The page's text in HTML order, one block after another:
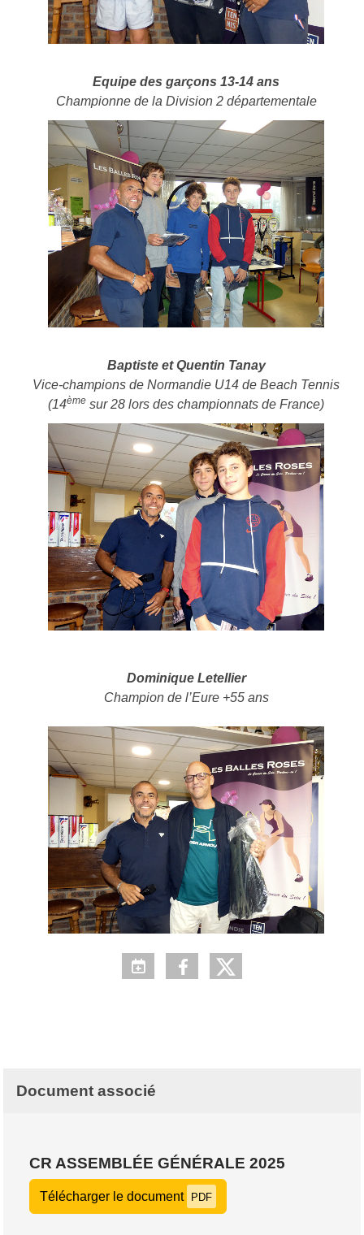
Equipe des garçons 13-14 ans
Championne de la Division 2 départementale
Baptiste et Quentin Tanay
Vice-champions de Normandie U14 de Beach Tennis
(14ème sur 28 lors des championnats de France)
Dominique Letellier
Champion de l’Eure +55 ans
Document associé
CR ASSEMBLÉE GÉNÉRALE 2025
Télécharger le document PDF